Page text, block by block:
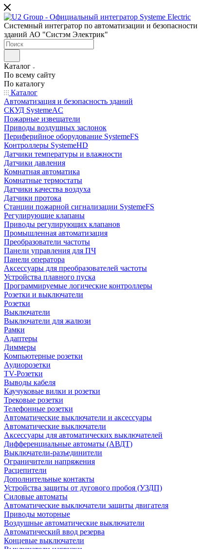
Системный интегратор по автоматизации и безопасности
зданий АО "Систэм Электрик"
Каталог
По всему сайту
По каталогу
Каталог
Автоматизация и безопасность зданий
СКУД SystemeAC
Пожарные извещатели
Приводы воздушных заслонок
Периферийное оборудование SystemeFS
Контроллеры SystemeHD
Датчики температуры и влажности
Датчики давления
Комнатная автоматика
Комнатные термостаты
Датчики качества воздуха
Датчики протока
Станции пожарной сигнализации SystemeFS
Регулирующие клапаны
Приводы регулирующих клапанов
Промышленная автоматизация
Преобразователи частоты
Панели управления для ПЧ
Панели оператора
Аксессуары для преобразователей частоты
Устройства плавного пуска
Программируемые логические контроллеры
Розетки и выключатели
Розетки
Выключатели
Выключатели для жалюзи
Рамки
Адаптеры
Диммеры
Компьютерные розетки
Аудиорозетки
TV-Розетки
Выводы кабеля
Каучуковые вилки и розетки
Трековые розетки
Телефонные розетки
Автоматические выключатели и аксессуары
Автоматические выключатели
Аксессуары для автоматических выключателей
Дифференциальные автоматы (АВДТ)
Выключатели-разъединители
Ограничители напряжения
Расцепители
Дополнительные контакты
Устройства защиты от дугового пробоя (УЗДП)
Силовые автоматы
Автоматические выключатели защиты двигателя
Приводы моторные
Воздушные автоматические выключатели
Автоматический ввод резерва
Концевые выключатели